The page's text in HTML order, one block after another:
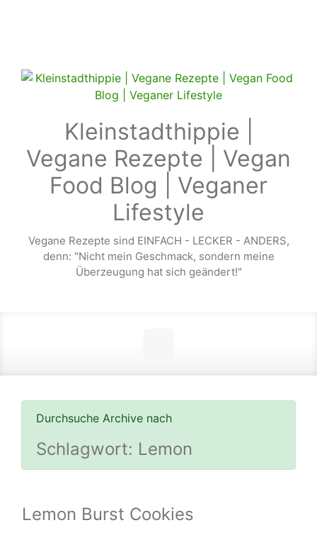
Kleinstadthippie |
Vegane Rezepte | Vegan
Food Blog | Veganer
Lifestyle
Vegane Rezepte sind EINFACH - LECKER - ANDERS,
denn: "Nicht mein Geschmack, sondern meine
Überzeugung hat sich geändert!"
Durchsuche Archive nach
Schlagwort: Lemon
Lemon Burst Cookies